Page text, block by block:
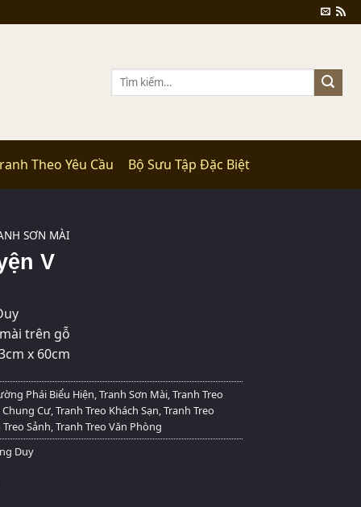
Tìm
Theo Yêu Cầu Bộ Sưu Tập Đặc Biệt
SƠN MÀI
V
trên gỗ
x 60cm
Phái Biểu Hiện Tranh Sơn Mài Tranh Treo
Chung Cư Tranh Treo Khách Sạn Tranh Treo
Sảnh Tranh Treo Văn Phòng
Duy